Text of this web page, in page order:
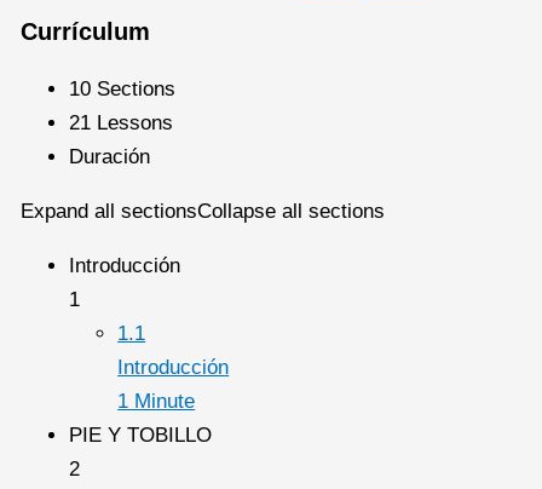
Currículum
10 Sections
21 Lessons
Duración
Expand all sectionsCollapse all sections
Introducción
1
1.1
Introducción
1 Minute
PIE Y TOBILLO
2